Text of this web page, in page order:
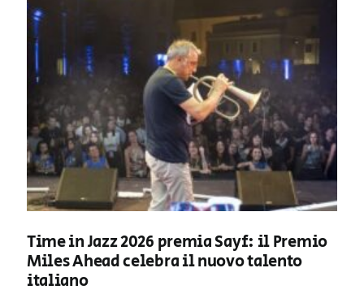
Time in Jazz 2026 premia Sayf: il Premio
Miles Ahead celebra il nuovo talento
italiano